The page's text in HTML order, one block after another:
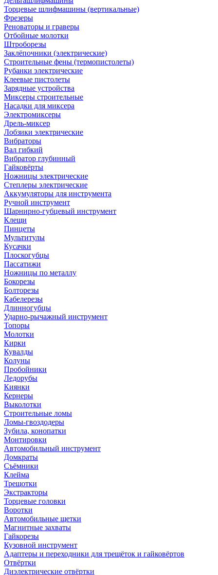
Торцевые шлифмашины (вертикальные)
Фрезеры
Реноваторы и граверы
Отбойные молотки
Штроборезы
Заклёпочники (электрические)
Строительные фены (термопистолеты)
Рубанки электрические
Клеевые пистолеты
Зарядные устройства
Миксеры строительные
Насадки для миксера
Электромиксеры
Дрель-миксер
Лобзики электрические
Вибраторы
Вал гибкий
Вибратор глубинный
Гайковёрты
Ножницы электрические
Степлеры электрические
Аккумуляторы для инструмента
Ручной инструмент
Шарнирно-губцевый инструмент
Клещи
Пинцеты
Мультитулы
Кусачки
Плоскогубцы
Пассатижи
Ножницы по металлу
Бокорезы
Болторезы
Кабелерезы
Длинногубцы
Ударно-рычажный инструмент
Топоры
Молотки
Кирки
Кувалды
Колуны
Пробойники
Ледорубы
Киянки
Кернеры
Выколотки
Строительные ломы
Ломы-гвоздодеры
Зубила, конопатки
Монтировки
Автомобильный инструмент
Домкраты
Съёмники
Клейма
Трещотки
Экстракторы
Торцевые головки
Воротки
Автомобильные щетки
Магнитные захваты
Гайкорезы
Кузовной инструмент
Адаптеры и переходники для трещёток и гайковёртов
Отвёртки
Диэлектрические отвёртки